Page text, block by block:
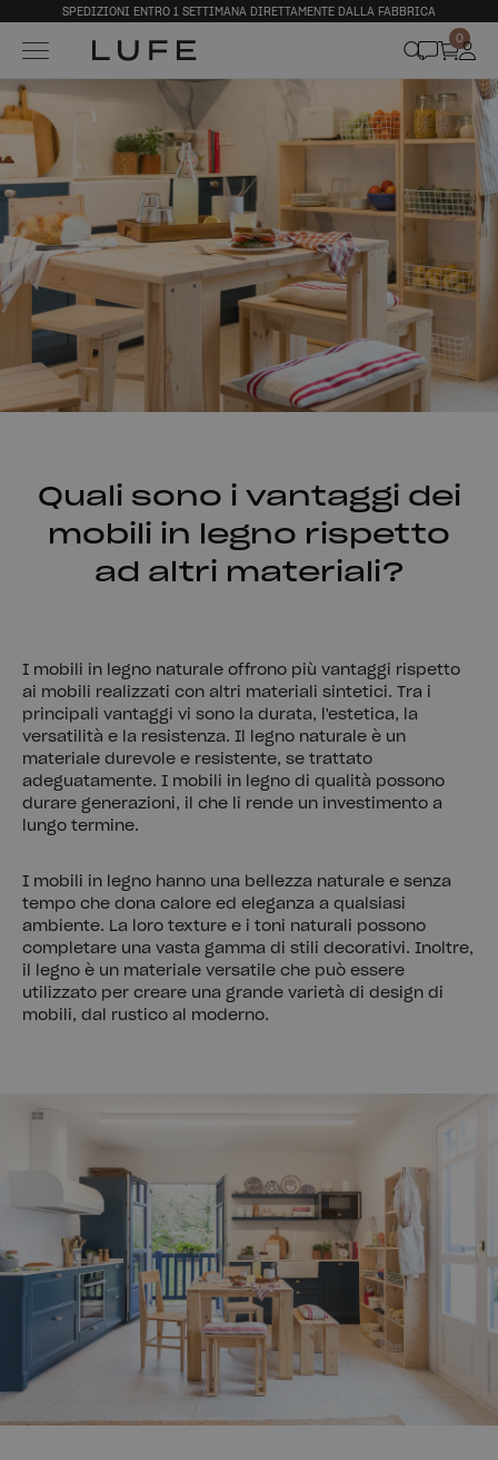
SPEDIZIONI ENTRO 1 SETTIMANA DIRETTAMENTE DALLA FABBRICA
0
Quali sono i vantaggi dei
mobili in legno rispetto
ad altri materiali?
I mobili in legno naturale offrono più vantaggi rispetto
ai mobili realizzati con altri materiali sintetici. Tra i
principali vantaggi vi sono la durata, l'estetica, la
versatilità e la resistenza. Il legno naturale è un
materiale durevole e resistente, se trattato
adeguatamente. I mobili in legno di qualità possono
durare generazioni, il che li rende un investimento a
lungo termine.
I mobili in legno hanno una bellezza naturale e senza
tempo che dona calore ed eleganza a qualsiasi
ambiente. La loro texture e i toni naturali possono
completare una vasta gamma di stili decorativi. Inoltre,
il legno è un materiale versatile che può essere
utilizzato per creare una grande varietà di design di
mobili, dal rustico al moderno.